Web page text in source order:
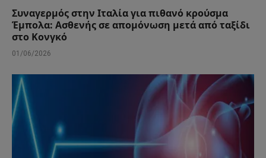
Συναγερμός στην Ιταλία για πιθανό κρούσμα
Έμπολα: Ασθενής σε απομόνωση μετά από ταξίδι
στο Κονγκό
01/06/2026